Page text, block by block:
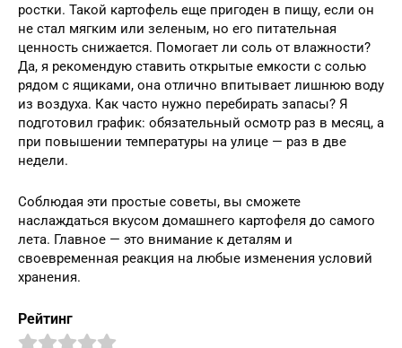
ростки. Такой картофель еще пригоден в пищу, если он
не стал мягким или зеленым, но его питательная
ценность снижается. Помогает ли соль от влажности?
Да, я рекомендую ставить открытые емкости с солью
рядом с ящиками, она отлично впитывает лишнюю воду
из воздуха. Как часто нужно перебирать запасы? Я
подготовил график: обязательный осмотр раз в месяц, а
при повышении температуры на улице — раз в две
недели.
Соблюдая эти простые советы, вы сможете
наслаждаться вкусом домашнего картофеля до самого
лета. Главное — это внимание к деталям и
своевременная реакция на любые изменения условий
хранения.
Рейтинг